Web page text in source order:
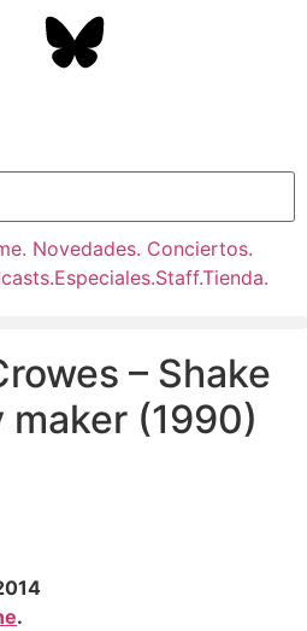
– Shake
maker (1990)
.